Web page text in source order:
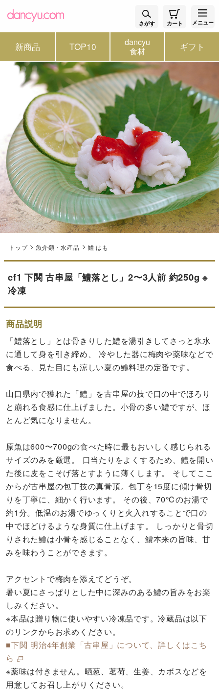
さがす カート メニュー
新商品 TOP10 dancyu
食材 ギフト
トップ 魚介類・水産品 鱧 はも
cf1 下関 古串屋「鱧落とし」2〜3人前 約250g ※
冷凍
商品説明
「鱧落とし」とは骨きりした鱧を湯引きしてさっと氷水
に通して身を引き締め、 冷やした器に梅肉や薬味などで
食べる、見た目にも涼しい夏の鱧料理の定番です。
山口県内で獲れた「鱧」を古串屋の技で口の中でほろり
と崩れる食感に仕上げました。小骨の多い鱧ですが、ほ
とんど気になりません。
原魚は600〜700gの食べた時に最もおいしく感じられる
サイズのみを厳選。 口当たりをよくするため、鱧を開い
た後に皮をこそげ落とすように薄くします。 そしてここ
からが古串屋の包丁技の真骨頂。包丁を15度に傾け骨切
りを丁寧に、細かく行います。 その後、70℃のお湯で
約1分。低温のお湯でゆっくりと火入れすることで口の
中でほどけるような身質に仕上げます。 しっかりと骨切
りされた鱧は小骨を感じることなく、鱧本来の旨味、甘
みを味わうことができます。
アクセントで梅肉を添えてどうぞ。
暑い夏にさっぱりとした中に深みのある鱧の旨みをお楽
しみください。
※本品は贈り物に使いやすい冷凍品です。冷蔵品は以下
のリンクからお求めください。
■下関 明治4年創業「古串屋」について、詳しくはこち
ら
※薬味は付きません。晒葱、茗荷、生姜、カボスなどを
用意してお召し上がりください。